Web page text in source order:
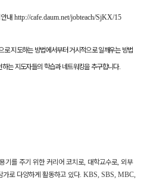
내 http://cafe.daum.net/jobteach/SjKX/15
로 지도하는 방법에서부터 거시적으로 일깨우는 방법
는 지도자들의 학습과 네트워킹을 추구합니다.
기를 주기 위한 커리어 코치로, 대학교수로, 외부
가로 다양하게 활동하고 있다. KBS, SBS, MBC,